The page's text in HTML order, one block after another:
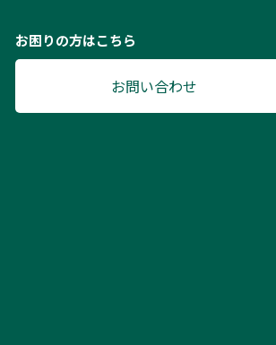
お困りの方はこちら
お問い合わせ